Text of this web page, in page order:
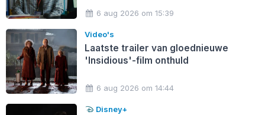
6 aug 2026 om 15:39
Video's
Laatste trailer van gloednieuwe
'Insidious'-film onthuld
6 aug 2026 om 14:44
Disney+